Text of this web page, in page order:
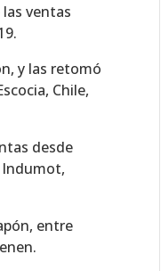
ventas
y las retomó
Chile,
desde
Indumot,
entre